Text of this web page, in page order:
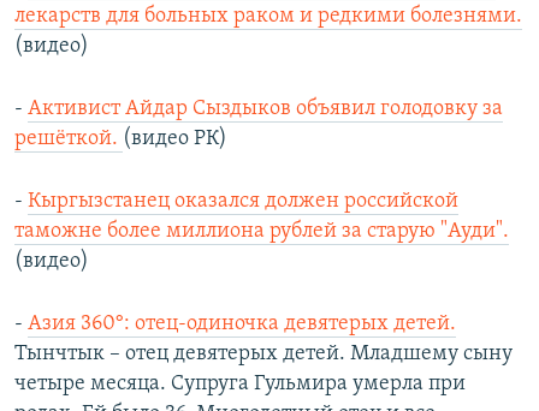
лекарств для больных раком и редкими болезнями.
(видео)
- Активист Айдар Сыздыков объявил голодовку за
решёткой. (видео РК)
- Кыргызстанец оказался должен российской
таможне более миллиона рублей за старую "Ауди".
(видео)
- Азия 360°: отец-одиночка девятерых детей.
Тынчтык – отец девятерых детей. Младшему сыну
четыре месяца. Супруга Гульмира умерла при